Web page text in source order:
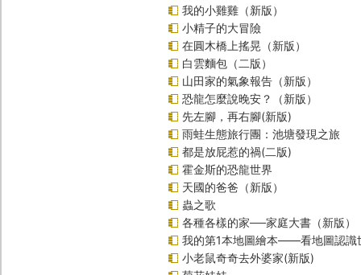
我的小雞雞（新版）
小精子的大冒險
在圓木橋上搖晃（新版）
白雲麵包（二版）
山田家的氣象報告（新版）
恐龍怎麼說晚安？（新版）
先左腳，再右腳(新版)
雨蛙生態旅行團：池塘發現之旅
都是放屁惹的禍(二版)
霍金斯的恐龍世界
天國的爸爸（新版）
蟲之歌
各種各樣的家──家庭大書（新版）
我的第1本地圖繪本――看地圖認識
小老鼠奇奇去外婆家(新版)